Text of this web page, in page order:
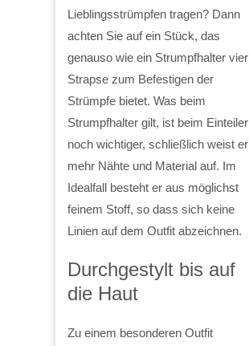
Lieblingsstrümpfen tragen? Dann
achten Sie auf ein Stück, das
genauso wie ein Strumpfhalter vier
Strapse zum Befestigen der
Strümpfe bietet. Was beim
Strumpfhalter gilt, ist beim Einteiler
noch wichtiger, schließlich weist er
mehr Nähte und Material auf. Im
Idealfall besteht er aus möglichst
feinem Stoff, so dass sich keine
Linien auf dem Outfit abzeichnen.
Durchgestylt bis auf
die Haut
Zu einem besonderen Outfit